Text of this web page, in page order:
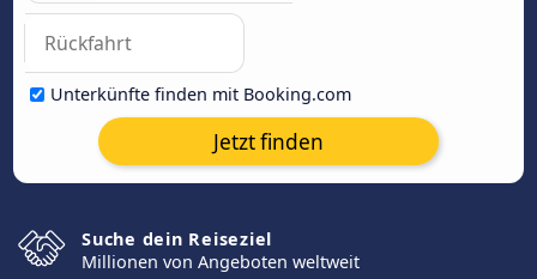
Unterkünfte finden mit Booking.com
Jetzt finden
Suche dein Reiseziel
Millionen von Angeboten weltweit